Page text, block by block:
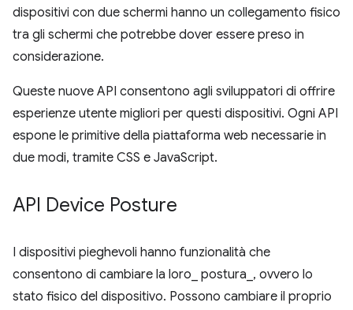
dispositivi con due schermi hanno un collegamento fisico
tra gli schermi che potrebbe dover essere preso in
considerazione.
Queste nuove API consentono agli sviluppatori di offrire
esperienze utente migliori per questi dispositivi. Ogni API
espone le primitive della piattaforma web necessarie in
due modi, tramite CSS e JavaScript.
API Device Posture
I dispositivi pieghevoli hanno funzionalità che
consentono di cambiare la loro_ postura_, ovvero lo
stato fisico del dispositivo. Possono cambiare il proprio